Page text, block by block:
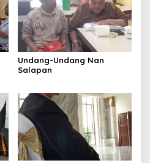
Undang-Undang Nan
Salapan